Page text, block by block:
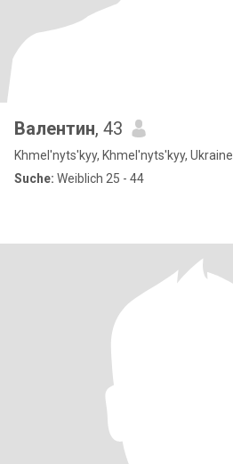
Валентин, 43
Khmel'nyts'kyy, Khmel'nyts'kyy, Ukraine
Suche: Weiblich 25 - 44